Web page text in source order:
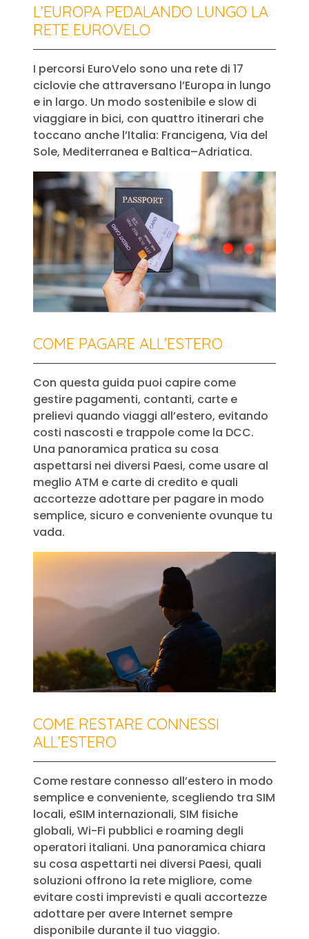
L’EUROPA PEDALANDO LUNGO LA
RETE EUROVELO
I percorsi EuroVelo sono una rete di 17
ciclovie che attraversano l’Europa in lungo
e in largo. Un modo sostenibile e slow di
viaggiare in bici, con quattro itinerari che
toccano anche l’Italia: Francigena, Via del
Sole, Mediterranea e Baltica–Adriatica.
COME PAGARE ALL’ESTERO
Con questa guida puoi capire come
gestire pagamenti, contanti, carte e
prelievi quando viaggi all’estero, evitando
costi nascosti e trappole come la DCC.
Una panoramica pratica su cosa
aspettarsi nei diversi Paesi, come usare al
meglio ATM e carte di credito e quali
accortezze adottare per pagare in modo
semplice, sicuro e conveniente ovunque tu
vada.
COME RESTARE CONNESSI
ALL’ESTERO
Come restare connesso all’estero in modo
semplice e conveniente, scegliendo tra SIM
locali, eSIM internazionali, SIM fisiche
globali, Wi-Fi pubblici e roaming degli
operatori italiani. Una panoramica chiara
su cosa aspettarti nei diversi Paesi, quali
soluzioni offrono la rete migliore, come
evitare costi imprevisti e quali accortezze
adottare per avere Internet sempre
disponibile durante il tuo viaggio.